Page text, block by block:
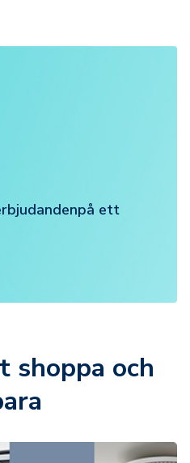
ett
shoppa och